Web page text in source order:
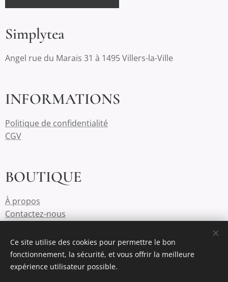
Simplytea
Angel rue du Marais 31 à 1495 Villers-la-Ville
INFORMATIONS
Politique de confidentialité
CGV
BOUTIQUE
À propos
Contactez-nous
Cookies
Ce site utilise des cookies pour permettre le bon
fonctionnement, la sécurité, et vous offrir la meilleure
expérience utilisateur possible.